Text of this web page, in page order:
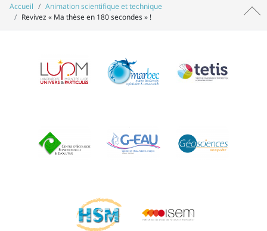
Accueil
Animation scientifique et technique
Revivez « Ma thèse en 180 secondes » !